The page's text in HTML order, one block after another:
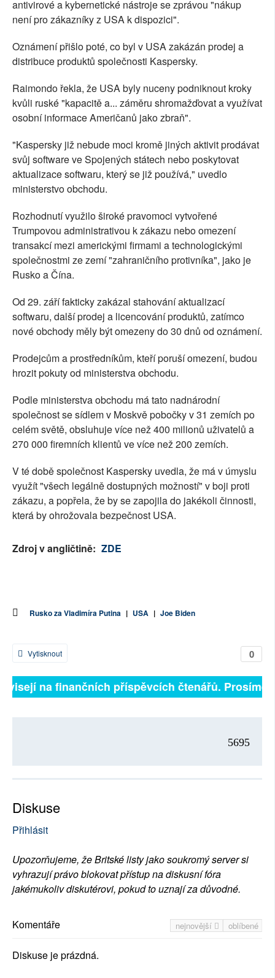
antivirové a kybernetické nástroje se zprávou "nákup
není pro zákazníky z USA k dispozici".
Oznámení přišlo poté, co byl v USA zakázán prodej a
distribuce produktů společnosti Kaspersky.
Raimondo řekla, že USA byly nuceny podniknout kroky
kvůli ruské "kapacitě a... záměru shromažďovat a využívat
osobní informace Američanů jako zbraň".
"Kaspersky již nebude moci kromě jiných aktivit prodávat
svůj software ve Spojených státech nebo poskytovat
aktualizace softwaru, který se již používá," uvedlo
ministerstvo obchodu.
Rozhodnutí využilo široké pravomoci vytvořené
Trumpovou administrativou k zákazu nebo omezení
transakcí mezi americkými firmami a technologickými
společnostmi ze zemí "zahraničního protivníka", jako je
Rusko a Čína.
Od 29. září fakticky zakázal stahování aktualizací
softwaru, další prodej a licencování produktů, zatímco
nové obchody měly být omezeny do 30 dnů od oznámení.
Prodejcům a prostředníkům, kteří poruší omezení, budou
hrozit pokuty od ministerstva obchodu.
Podle ministerstva obchodu má tato nadnárodní
společnost se sídlem v Moskvě pobočky v 31 zemích po
celém světě, obsluhuje více než 400 milionů uživatelů a
270 000 firemních klientů ve více než 200 zemích.
V té době společnost Kaspersky uvedla, že má v úmyslu
využít "všech legálně dostupných možností" v boji proti
zákazu, a popřela, že by se zapojila do jakékoli činnosti,
která by ohrožovala bezpečnost USA.
Zdroj v angličtině: ZDE
Rusko za Vladimíra Putina | USA | Joe Biden
0
Vytisknout
na finančních příspěvcích čtenářů. Prosíme,
5695
Diskuse
Přihlásit
Upozorňujeme, že Britské listy jako soukromý server si
vyhrazují právo blokovat přístup na diskusní fóra
jakémukoliv diskutérovi, pokud to uznají za důvodné.
nejnovější oblíbené
Komentáře
Diskuse je prázdná.